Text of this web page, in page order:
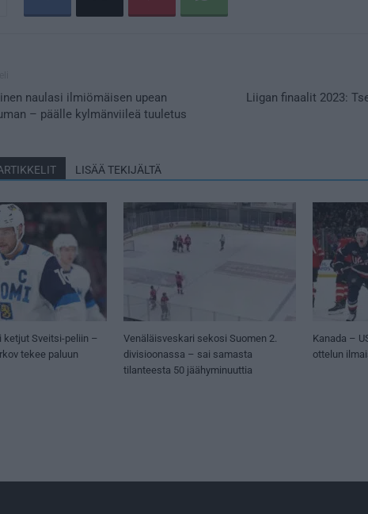
naulasi ilmiömäisen upean
– päälle kylmänviileä tuuletus
Liigan finaalit 2023:
LISÄÄ TEKIJÄLTÄ
ketjut Sveitsi-peliin –
tekee paluun
Venäläisveskari sekosi Suomen 2.
divisioonassa – sai samasta
tilanteesta 50 jäähyminuuttia
Kanada –
ottelun